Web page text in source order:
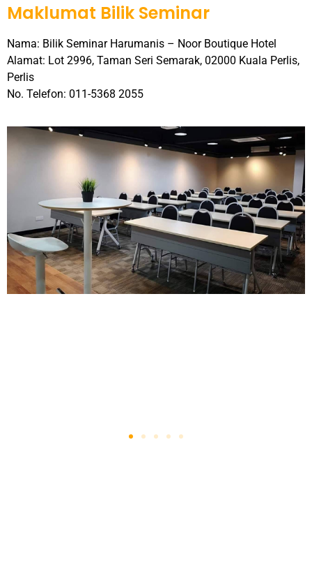
Maklumat Bilik Seminar
Nama: Bilik Seminar Harumanis – Noor Boutique Hotel
Alamat: Lot 2996, Taman Seri Semarak, 02000 Kuala Perlis,
Perlis
No. Telefon: 011-5368 2055